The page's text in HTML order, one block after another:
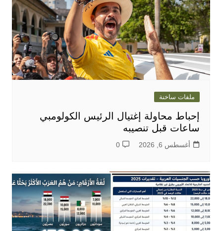
ملفات ساخنة
إحباط محاولة إغتيال الرئيس الكولومبي
ساعات قبل تنصيبه
أغسطس 6, 2026 0